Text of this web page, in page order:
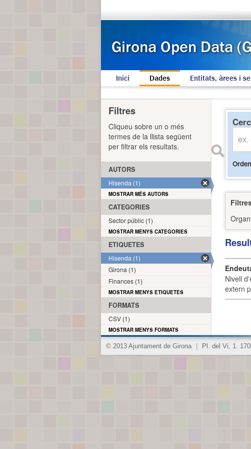
Inici Dades Entitats, àrees i
Nivell
extern
Filtres
Cliqueu sobre un o més
termes de la llista següent
per filtrar els resultats.
AUTORS
Hisenda (1)
MOSTRAR MÉS AUTORS
CATEGORIES
Sector públic (1)
MOSTRAR MENYS CATEGORIES
ETIQUETES
Hisenda (1)
Girona (1)
Finances (1)
MOSTRAR MENYS ETIQUETES
FORMATS
CSV (1)
MOSTRAR MENYS FORMATS
© 2013 Ajuntament de Girona Pl. del Vi, 1.